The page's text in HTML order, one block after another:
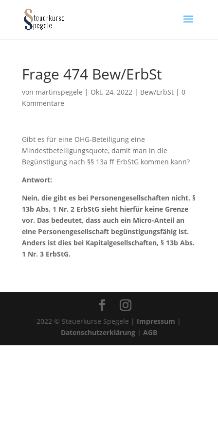
Frage 474 Bew/ErbSt
von martinspegele | Okt. 24, 2022| Bew/ErbSt| 0
Kommentare
Gibt es für eine OHG-Beteiligung eine
Mindestbeteiligungsquote, damit man in die
Begünstigung nach §§ 13a ff ErbStG kommen kann?
Antwort:
Nein, die gibt es bei Personengesellschaften nicht. §
13b Abs. 1 Nr. 2 ErbStG sieht hierfür keine Grenze
vor. Das bedeutet, dass auch ein Micro-Anteil an
eine Personengesellschaft begünstigungsfähig ist.
Anders ist dies bei Kapitalgesellschaften, § 13b Abs.
1 Nr. 3 ErbStG.
2022 © Steuerkurse Spegele | Impressum |
Datenschutzerklärung| AGB